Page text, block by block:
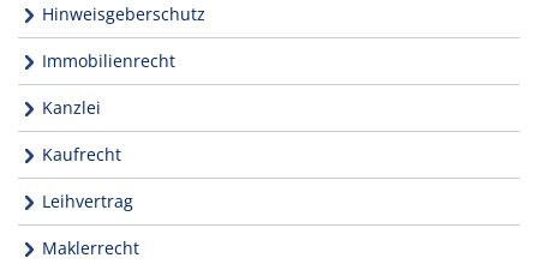
Hinweisgeberschutz
Immobilienrecht
Kanzlei
Kaufrecht
Leihvertrag
Maklerrecht